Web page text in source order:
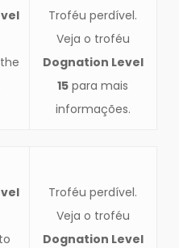
Troféu perdível.
Veja o troféu
Dognation Level
15 para mais
informações.
Troféu perdível.
Veja o troféu
Dognation Level